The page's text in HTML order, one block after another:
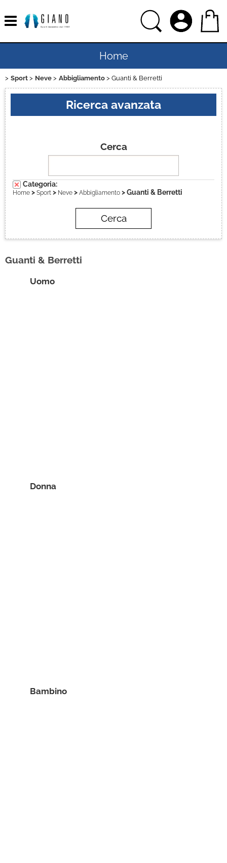
Home
Uomo
Donna
Sport
Ciclismo
Sport Neve Abbigliamento Guanti & Berretti
Ricerca avanzata
Cerca
Categoria:
Home > Sport > Neve > Abbigliamento > Guanti & Berretti
Guanti & Berretti
Uomo
Donna
Bambino